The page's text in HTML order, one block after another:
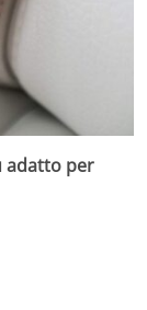
adatto per